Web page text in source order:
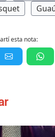
esta nota: